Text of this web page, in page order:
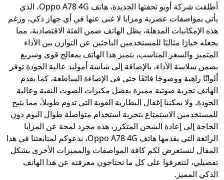
أطلقت شركة أوبو تحفتها الجديدة، هاتف Oppo A78 4G، الذي
يأتي بمواصفات عصرية ومزايا لا غنى عنها في أي جهاز ذكي، ورغم
هذه الإمكانيات المذهلة، يظل الهاتف ضمن الفئة الاقتصادية، مما
يجعله خيارًا مثاليًا للمستخدمين الباحثين عن التوازن بين الأداء
المتميز والسعر المناسب، يتميز هذا الهاتف بمعالج قوي وسريع
يضمن سلاسة الأداء، بالإضافة إلى شاشة أموليد عالية الجودة توفر
ألوانًا زاهية ووضوحًا فائقًا حتى في الإضاءة الساطعة، كما يقدم
الهاتف تجربة صوتية مميزة بفضل مكبرات الصوت النقية وعالية
الجودة. ولا يمكننا إغفال البطارية القوية التي تدوم طويلاً، مما يتيح
للمستخدمين الاستمتاع بتجربة استخدام متواصلة طوال اليوم دون
الحاجة إلى إعادة الشحن المتكرر، هذه مجرد لمحة عن المزايا
الرائعة التي يقدمها هاتف Oppo A78 4G، ندعوكم لمتابعتنا في هذا
المقال لنستعرض لكم كافة المواصفات والمميزات الأخرى بشكل
تفصيلي، لتتعرفوا على كل ما تحتاجون معرفته عن هذا الهاتف
الذكي المميز.